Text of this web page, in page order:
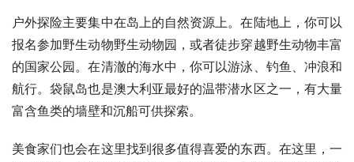
户外探险主要集中在岛上的自然资源上。在陆地上，你可以
报名参加野生动物野生动物园，或者徒步穿越野生动物丰富
的国家公园。在清澈的海水中，你可以游泳、钓鱼、冲浪和
航行。袋鼠岛也是澳大利亚最好的温带潜水区之一，有大量
富含鱼类的墙壁和沉船可供探索。
美食家们也会在这里找到很多值得喜爱的东西。在这里，一